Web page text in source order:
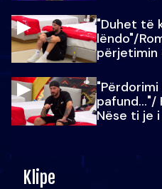
"Duhet të
lëndo"/
përjetimin
pafund…"/
Nëse ti je
Klipe